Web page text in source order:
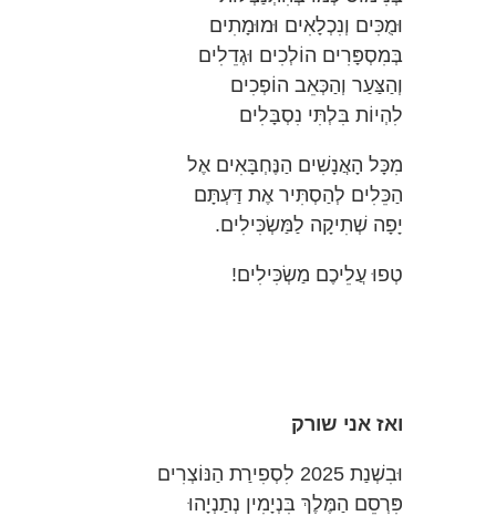
וּמֻכִּים וְנִכְלָאִים וּמוּמָתִים
בְּמִסְפָּרִים הוֹלְכִים וּגְדֵלִים
וְהַצַּעַר וְהַכְּאֵב הוֹפְכִים
לִהְיוֹת בִּלְתִּי נִסְבָּלִים
מִכָּל הָאֲנָשִׁים הַנֶּחְבָּאִים אֶל
הַכֵּלִים לְהַסְתִּיר אֶת דַּעְתָּם
יָפָה שְׁתִיקָה לַמַּשְׂכִּילִים.
טְפוּ עֲלֵיכֶם מַשְׂכִּילִים!
ואז אני שורק
וּבִשְׁנַת 2025 לִסְפִירַת הַנּוֹצְרִים
פִּרְסֵם הַמֶּלֶךְ בִּנְיָמִין נְתַנְיָהוּ